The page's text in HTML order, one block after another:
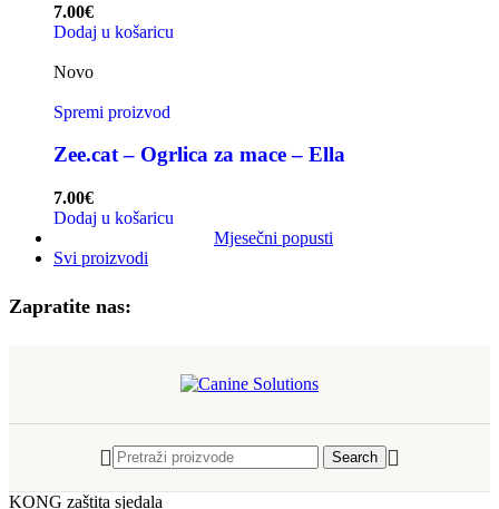
7.00€
Dodaj u košaricu
Novo
Spremi proizvod
Zee.cat – Ogrlica za mace – Ella
7.00€
Dodaj u košaricu
Mjesečni popusti
Svi proizvodi
Zapratite nas:
Search
KONG zaštita sjedala